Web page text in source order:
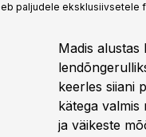
paljudele eksklusiivsetele
Madis alustas
keerles siiani
kätega valmis
ja väikeste